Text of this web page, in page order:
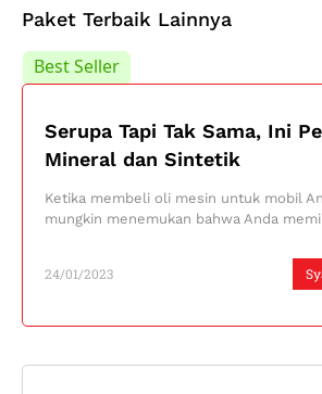
Paket Terbaik Lainnya
Best Seller
Serupa Tapi Tak Sama, Ini
Mineral dan Sintetik
24/01/2023
Ketika membeli oli mesin untuk mobil
mungkin menemukan bahwa Anda
Best Seller